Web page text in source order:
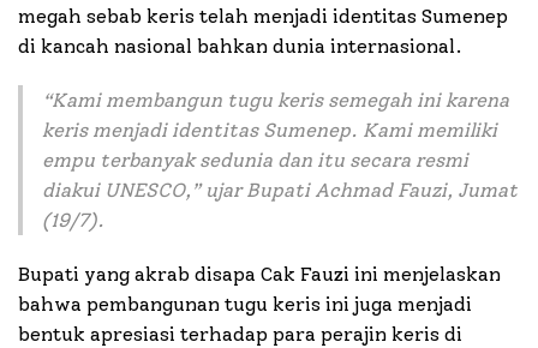
megah sebab keris telah menjadi identitas Sumenep
di kancah nasional bahkan dunia internasional.
“Kami membangun tugu keris semegah ini karena
keris menjadi identitas Sumenep. Kami memiliki
empu terbanyak sedunia dan itu secara resmi
diakui UNESCO,” ujar Bupati Achmad Fauzi, Jumat
(19/7).
Bupati yang akrab disapa Cak Fauzi ini menjelaskan
bahwa pembangunan tugu keris ini juga menjadi
bentuk apresiasi terhadap para perajin keris di